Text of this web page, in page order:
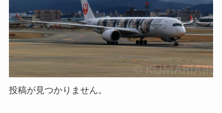
投稿が見つかりません。